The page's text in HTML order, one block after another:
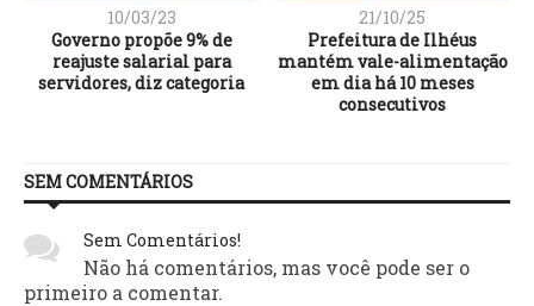
10/03/23
Governo propõe 9% de
reajuste salarial para
servidores, diz categoria
21/10/25
Prefeitura de Ilhéus
mantém vale-alimentação
em dia há 10 meses
consecutivos
SEM COMENTÁRIOS
Sem Comentários!
Não há comentários, mas você pode ser o
primeiro a comentar.